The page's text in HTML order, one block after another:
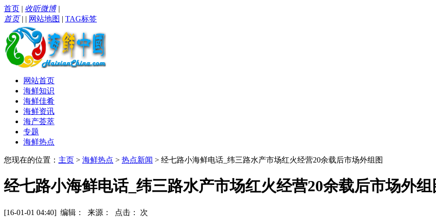
首页 | 收听微博|
首页| | 网站地图 | TAG标签
网站首页
海鲜知识
海鲜佳肴
海鲜资讯
海产荟萃
专题
海鲜热点
您现在的位置： 主页 > 海鲜热点 > 热点新闻 > 经七路小海鲜电话_纬三路水产市场红火经营20余载后市场外组图
经七路小海鲜电话_纬三路水产市场红火经营20余载后市场外组
[16-01-01 04:40] 编辑： 来源： 点击： 次